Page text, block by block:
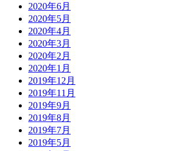
2020年6月
2020年5月
2020年4月
2020年3月
2020年2月
2020年1月
2019年12月
2019年11月
2019年9月
2019年8月
2019年7月
2019年5月